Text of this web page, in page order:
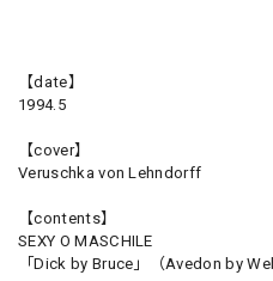
【date】
1994.5
【cover】
Veruschka von Lehndorff
【contents】
SEXY O MASCHILE
「Dick by Bruce」（Avedon by